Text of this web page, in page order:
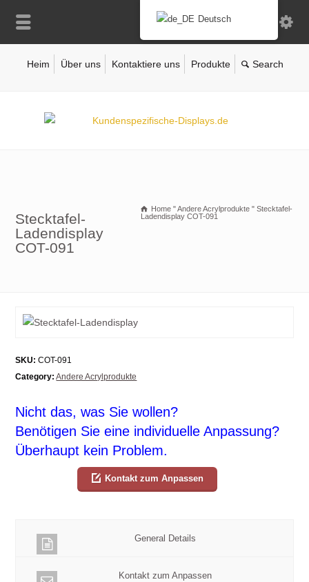
Heim Über uns Kontaktiere uns Produkte
Stecktafel-
Ladendisplay
COT-091
Home "Andere Acrylprodukte " Stecktafel-
Ladendisplay COT-091
SKU: COT-091
Category: Andere Acrylprodukte
Nicht das, was Sie wollen?
Benötigen Sie eine individuelle Anpassung?
Überhaupt kein Problem.
Kontakt zum Anpassen
General Details
Kontakt zum Anpassen
Deutsch